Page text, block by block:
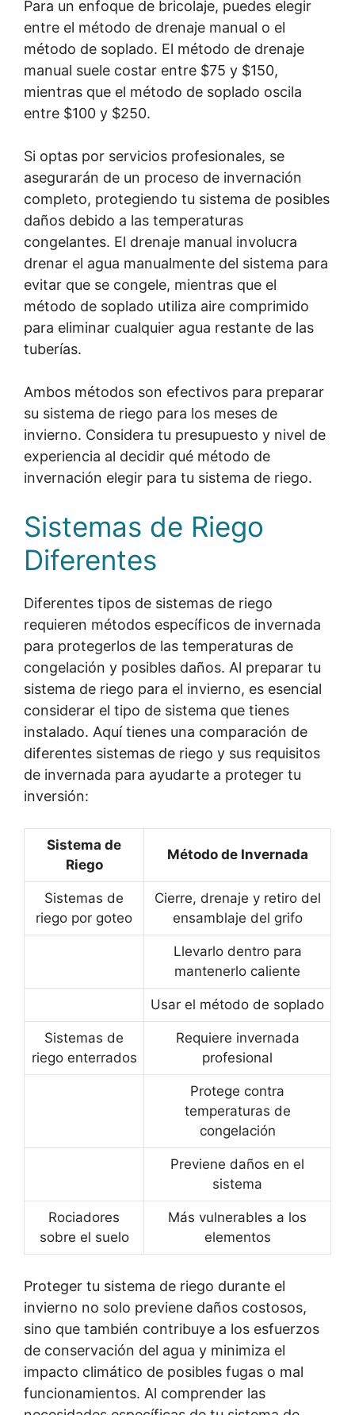
Para un enfoque de bricolaje, puedes elegir
entre el método de drenaje manual o el
método de soplado. El método de drenaje
manual suele costar entre $75 y $150,
mientras que el método de soplado oscila
entre $100 y $250.
Si optas por servicios profesionales, se
asegurarán de un proceso de invernación
completo, protegiendo tu sistema de posibles
daños debido a las temperaturas
congelantes. El drenaje manual involucra
drenar el agua manualmente del sistema para
evitar que se congele, mientras que el
método de soplado utiliza aire comprimido
para eliminar cualquier agua restante de las
tuberías.
Ambos métodos son efectivos para preparar
su sistema de riego para los meses de
invierno. Considera tu presupuesto y nivel de
experiencia al decidir qué método de
invernación elegir para tu sistema de riego.
Sistemas de Riego
Diferentes
Diferentes tipos de sistemas de riego
requieren métodos específicos de invernada
para protegerlos de las temperaturas de
congelación y posibles daños. Al preparar tu
sistema de riego para el invierno, es esencial
considerar el tipo de sistema que tienes
instalado. Aquí tienes una comparación de
diferentes sistemas de riego y sus requisitos
de invernada para ayudarte a proteger tu
inversión:
Sistema de
Riego
Método de Invernada
Sistemas de
riego por goteo
Cierre, drenaje y retiro del
ensamblaje del grifo
Llevarlo dentro para
mantenerlo caliente
Usar el método de soplado
Sistemas de
riego enterrados
Requiere invernada
profesional
Protege contra
temperaturas de
congelación
Previene daños en el
sistema
Rociadores
sobre el suelo
Más vulnerables a los
elementos
Proteger tu sistema de riego durante el
invierno no solo previene daños costosos,
sino que también contribuye a los esfuerzos
de conservación del agua y minimiza el
impacto climático de posibles fugas o mal
funcionamientos. Al comprender las